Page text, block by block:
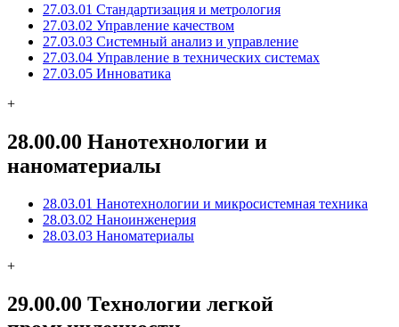
27.03.01 Стандартизация и метрология
27.03.02 Управление качеством
27.03.03 Системный анализ и управление
27.03.04 Управление в технических системах
27.03.05 Инноватика
+
28.00.00 Нанотехнологии и
наноматериалы
28.03.01 Нанотехнологии и микросистемная техника
28.03.02 Наноинженерия
28.03.03 Наноматериалы
+
29.00.00 Технологии легкой